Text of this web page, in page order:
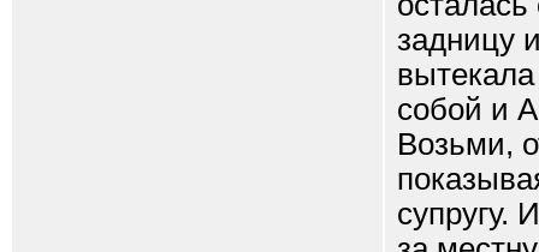
задницу
собой и
Возьми,
супругу.